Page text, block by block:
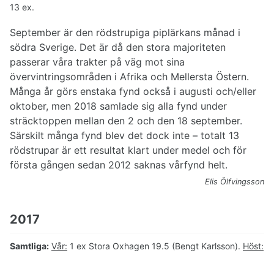
13 ex.
September är den rödstrupiga piplärkans månad i
södra Sverige. Det är då den stora majoriteten
passerar våra trakter på väg mot sina
övervintringsområden i Afrika och Mellersta Östern.
Många år görs enstaka fynd också i augusti och/eller
oktober, men 2018 samlade sig alla fynd under
sträcktoppen mellan den 2 och den 18 september.
Särskilt många fynd blev det dock inte – totalt 13
rödstrupar är ett resultat klart under medel och för
första gången sedan 2012 saknas vårfynd helt.
Elis Ölfvingsson
2017
Samtliga: Vår: 1 ex Stora Oxhagen 19.5 (Bengt Karlsson). Höst: